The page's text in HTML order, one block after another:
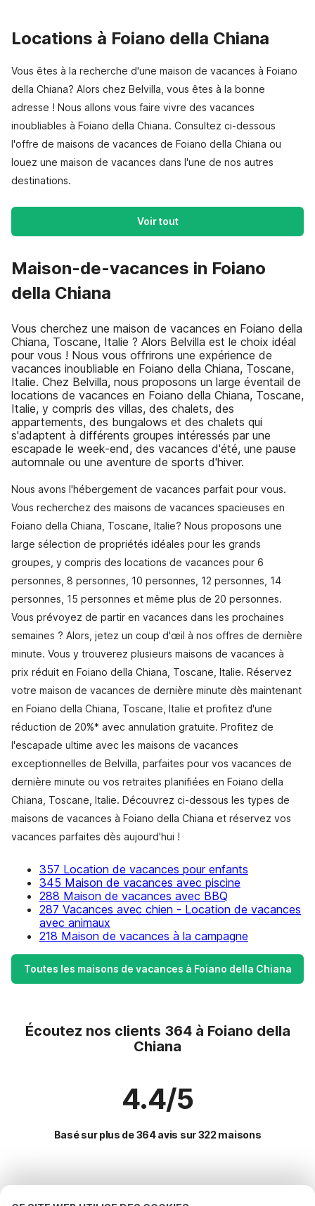
Locations à Foiano della Chiana
Vous êtes à la recherche d'une maison de vacances à Foiano
della Chiana? Alors chez Belvilla, vous êtes à la bonne
adresse ! Nous allons vous faire vivre des vacances
inoubliables à Foiano della Chiana. Consultez ci-dessous
l'offre de maisons de vacances de Foiano della Chiana ou
louez une maison de vacances dans l'une de nos autres
destinations.
Voir tout
Maison-de-vacances in Foiano
della Chiana
Vous cherchez une maison de vacances en Foiano della
Chiana, Toscane, Italie ? Alors Belvilla est le choix idéal
pour vous ! Nous vous offrirons une expérience de
vacances inoubliable en Foiano della Chiana, Toscane,
Italie. Chez Belvilla, nous proposons un large éventail de
locations de vacances en Foiano della Chiana, Toscane,
Italie, y compris des villas, des chalets, des
appartements, des bungalows et des chalets qui
s'adaptent à différents groupes intéressés par une
escapade le week-end, des vacances d'été, une pause
automnale ou une aventure de sports d'hiver.
Nous avons l'hébergement de vacances parfait pour vous.
Vous recherchez des maisons de vacances spacieuses en
Foiano della Chiana, Toscane, Italie? Nous proposons une
large sélection de propriétés idéales pour les grands
groupes, y compris des locations de vacances pour 6
personnes, 8 personnes, 10 personnes, 12 personnes, 14
personnes, 15 personnes et même plus de 20 personnes.
Vous prévoyez de partir en vacances dans les prochaines
semaines ? Alors, jetez un coup d'œil à nos offres de dernière
minute. Vous y trouverez plusieurs maisons de vacances à
prix réduit en Foiano della Chiana, Toscane, Italie. Réservez
votre maison de vacances de dernière minute dès maintenant
en Foiano della Chiana, Toscane, Italie et profitez d'une
réduction de 20%* avec annulation gratuite. Profitez de
l'escapade ultime avec les maisons de vacances
exceptionnelles de Belvilla, parfaites pour vos vacances de
dernière minute ou vos retraites planifiées en Foiano della
Chiana, Toscane, Italie. Découvrez ci-dessous les types de
maisons de vacances à Foiano della Chiana et réservez vos
vacances parfaites dès aujourd'hui !
357 Location de vacances pour enfants
345 Maison de vacances avec piscine
288 Maison de vacances avec BBQ
287 Vacances avec chien - Location de vacances
avec animaux
218 Maison de vacances à la campagne
Toutes les maisons de vacances à Foiano della Chiana
Écoutez nos clients 364 à Foiano della
Chiana
4.4/5
Basé sur plus de 364 avis sur 322 maisons